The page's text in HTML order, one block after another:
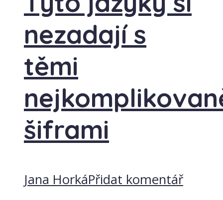
nezadají s
těmi
šiframi
Jana HorkáPřidat komentář